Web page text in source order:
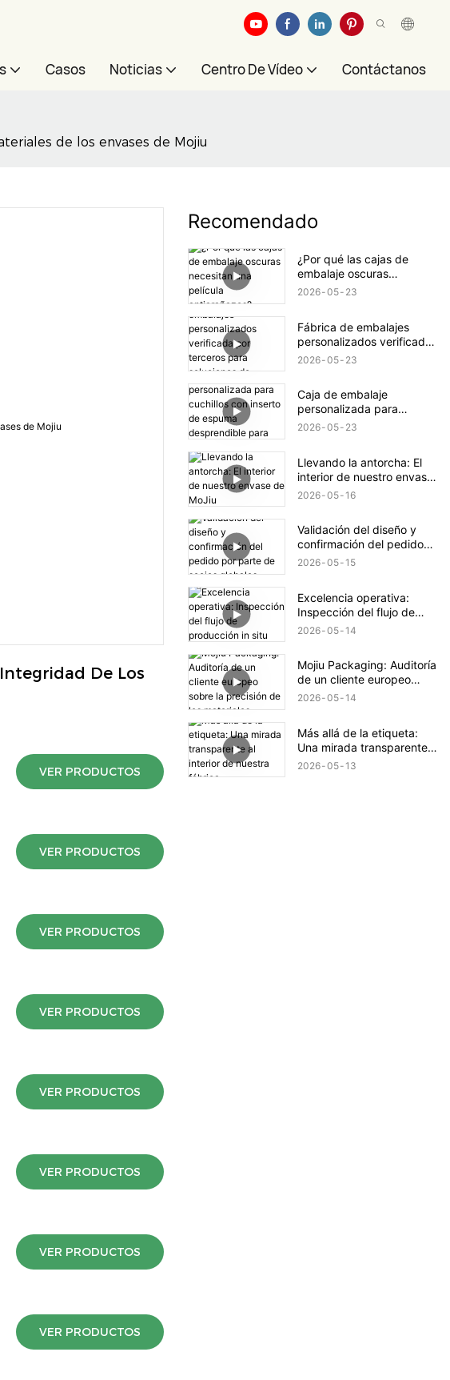
Casos Noticias Centro De Vídeo Contáctanos
de los envases de Mojiu
De Los
VER PRODUCTOS
VER PRODUCTOS
VER PRODUCTOS
VER PRODUCTOS
VER PRODUCTOS
VER PRODUCTOS
VER PRODUCTOS
VER PRODUCTOS
Recomendado
¿Por qué las cajas de
embalaje oscuras
necesitan una película
2026 05 23
Fábrica de embalajes
personalizados verificada
por terceros para
2026 05 23
Caja de embalaje
personalizada para
cuchillos con inserto de
2026 05 23
Llevando la antorcha: El
interior de nuestro envase
de MoJiu
2026 05 16
Validación del diseño y
confirmación del pedido
por parte de socios
2026 05 15
Excelencia operativa:
Inspección del flujo de
producción in situ
2026 05 14
Mojiu Packaging: Auditoría
de un cliente europeo
sobre la precisión de los
2026 05 14
Más allá de la etiqueta:
Una mirada transparente
al interior de nuestra
2026 05 13